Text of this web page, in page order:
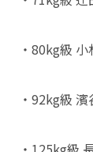
・80kg級
・92kg級